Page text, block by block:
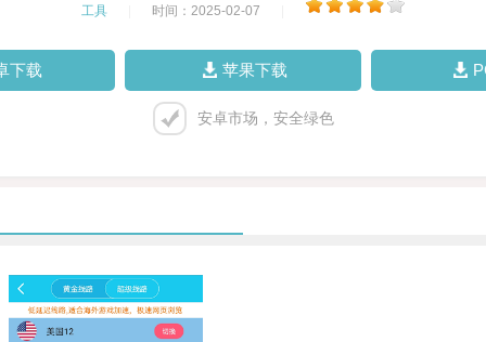
工具 时间：2025-02-07
下载 苹果下载
安卓市场，安全绿色